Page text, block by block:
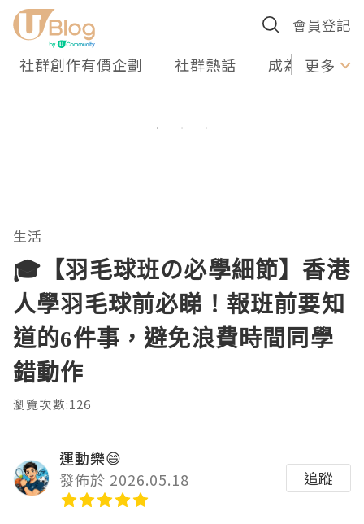
會員登記
社群創作有價企劃 社群熱話 成為U更多
生活
🎓【羽毛球班の必學細節】香港
人學羽毛球前必睇！報班前要知
道的6件事，避免浪費時間同學
錯動作
瀏覽次數:126
運動樂😄
發佈於 2026.05.18
追蹤